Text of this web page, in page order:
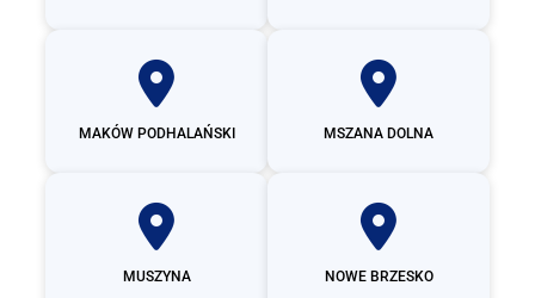
MAKÓW PODHALAŃSKI MSZANA DOLNA
MUSZYNA NOWE BRZESKO